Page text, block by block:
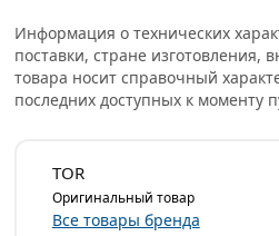
описанием и отзывами о
правильный выбор и
профессиональные менеджеры
свяжутся с Вами для
Грузоподъемная каленая цепь
стандарту EN 818-2 и
операций по перемещению и
Информация о технических
поставки, стране изготовления,
товара носит справочный
последних доступных к моменту
TOR
Оригинальный товар
Все товары бренда